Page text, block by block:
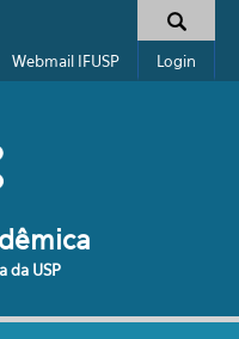
busca
Webmail IFUSP Login
da USP